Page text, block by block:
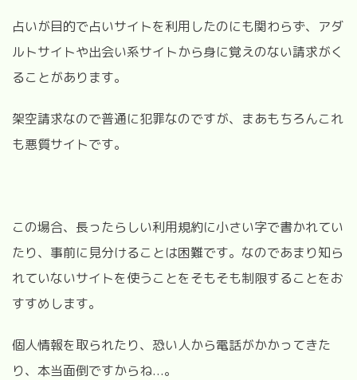
占いが目的で占いサイトを利用したのにも関わらず、アダ
ルトサイトや出会い系サイトから身に覚えのない請求がく
ることがあります。
架空請求なので普通に犯罪なのですが、まあもちろんこれ
も悪質サイトです。
この場合、長ったらしい利用規約に小さい字で書かれてい
たり、事前に見分けることは困難です。なのであまり知ら
れていないサイトを使うことをそもそも制限することをお
すすめします。
個人情報を取られたり、恐い人から電話がかかってきた
り、本当面倒ですからね...。